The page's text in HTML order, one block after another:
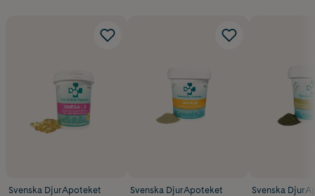
Svenska DjurApoteket
Svenska DjurApoteket
Svenska